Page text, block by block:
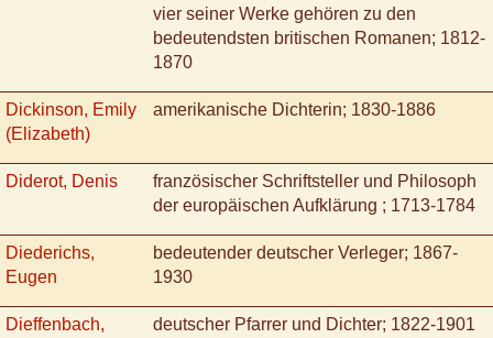
vier seiner Werke gehören zu den
bedeutendsten britischen Romanen; 1812-
1870
Dickinson, Emily
(Elizabeth)
amerikanische Dichterin; 1830-1886
Diderot, Denis
französischer Schriftsteller und Philosoph
der europäischen Aufklärung ; 1713-1784
Diederichs,
Eugen
bedeutender deutscher Verleger; 1867-
1930
Dieffenbach,
deutscher Pfarrer und Dichter; 1822-1901